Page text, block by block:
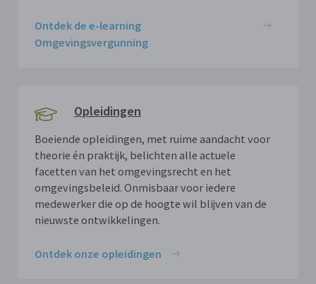
Ontdek de e-learning
Omgevingsvergunning
Opleidingen
Boeiende opleidingen, met ruime aandacht voor
theorie én praktijk, belichten alle actuele
facetten van het omgevingsrecht en het
omgevingsbeleid. Onmisbaar voor iedere
medewerker die op de hoogte wil blijven van de
nieuwste ontwikkelingen.
Ontdek onze opleidingen